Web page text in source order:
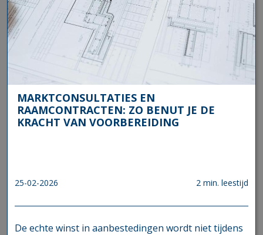
MARKTCONSULTATIES EN
RAAMCONTRACTEN: ZO BENUT JE DE
KRACHT VAN VOORBEREIDING
25-02-2026 2 min. leestijd
De echte winst in aanbestedingen wordt niet tijdens